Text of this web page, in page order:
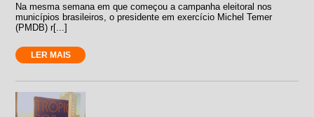
Na mesma semana em que começou a campanha eleitoral nos
municípios brasileiros, o presidente em exercício Michel Temer
(PMDB) r[...]
LER MAIS